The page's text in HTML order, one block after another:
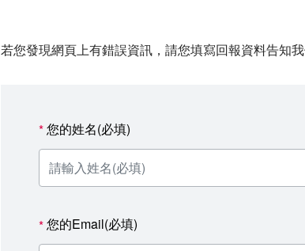
若您發現網頁上有錯誤資訊，請您填寫回報資料告知我
*您的姓名(必填)
*您的Email(必填)